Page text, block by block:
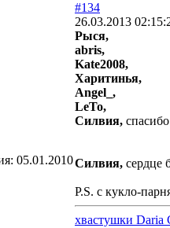
05.01.2010
#134
26.03.2013
Рыся,
abris,
Kate2008,
Харитинья,
Angel_,
LeTo,
Силвия,
Силвия, сердце
P.S. с кукло-
хвастушки Daria